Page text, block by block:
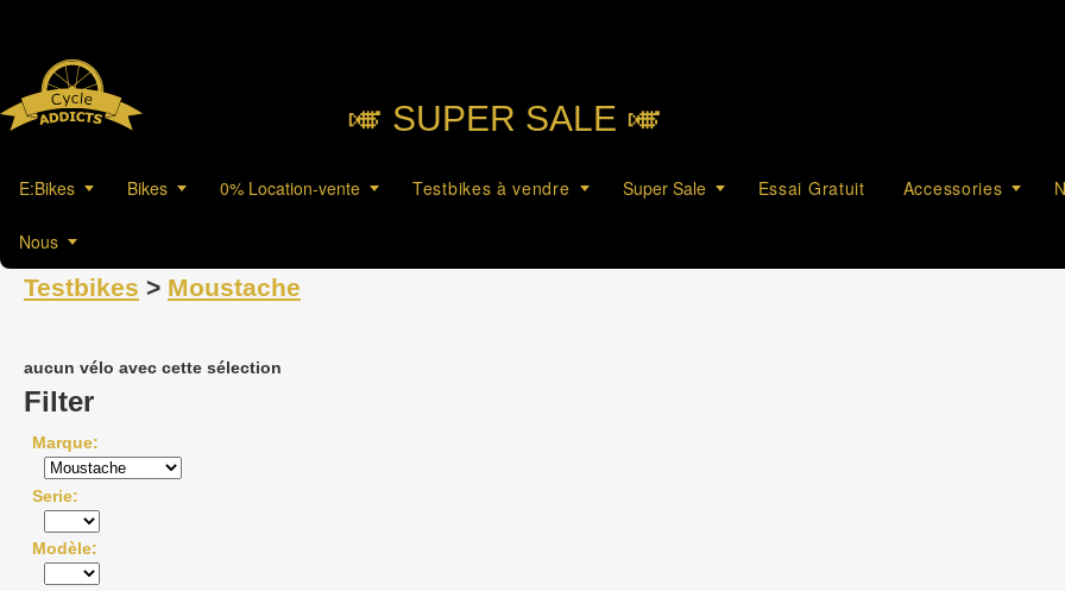
🎺︎ SUPER SALE 🎺︎
E:Bikes Bikes 0% Location-vente Testbikes à vendre Super Sale Essai Gratuit Accessories
Nous
Testbikes > Moustache
aucun vélo avec cette sélection
Filter
Marque
Serie
Modèle